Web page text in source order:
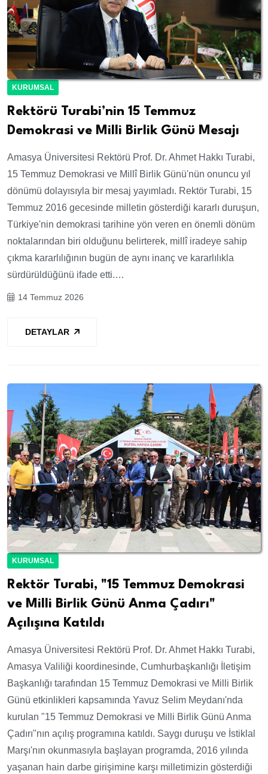
KURUMSAL
Rektörü Turabi’nin 15 Temmuz
Demokrasi ve Milli Birlik Günü Mesajı
Amasya Üniversitesi Rektörü Prof. Dr. Ahmet Hakkı Turabi,
15 Temmuz Demokrasi ve Millî Birlik Günü'nün onuncu yıl
dönümü dolayısıyla bir mesaj yayımladı. Rektör Turabi, 15
Temmuz 2016 gecesinde milletin gösterdiği kararlı duruşun,
Türkiye'nin demokrasi tarihine yön veren en önemli dönüm
noktalarından biri olduğunu belirterek, millî iradeye sahip
çıkma kararlılığının bugün de aynı inanç ve kararlılıkla
sürdürüldüğünü ifade etti.…
14 Temmuz 2026
DETAYLAR
KURUMSAL
Rektör Turabi, "15 Temmuz Demokrasi
ve Milli Birlik Günü Anma Çadırı"
Açılışına Katıldı
Amasya Üniversitesi Rektörü Prof. Dr. Ahmet Hakkı Turabi,
Amasya Valiliği koordinesinde, Cumhurbaşkanlığı İletişim
Başkanlığı tarafından 15 Temmuz Demokrasi ve Milli Birlik
Günü etkinlikleri kapsamında Yavuz Selim Meydanı'nda
kurulan "15 Temmuz Demokrasi ve Milli Birlik Günü Anma
Çadırı"nın açılış programına katıldı. Saygı duruşu ve İstiklal
Marşı'nın okunmasıyla başlayan programda, 2016 yılında
yaşanan hain darbe girişimine karşı milletimizin gösterdiği